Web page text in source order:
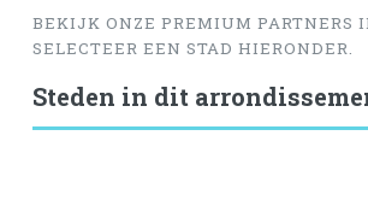
BEKIJK ONZE PREMIUM PARTNERS
SELECTEER EEN STAD HIERONDER.
Steden in dit